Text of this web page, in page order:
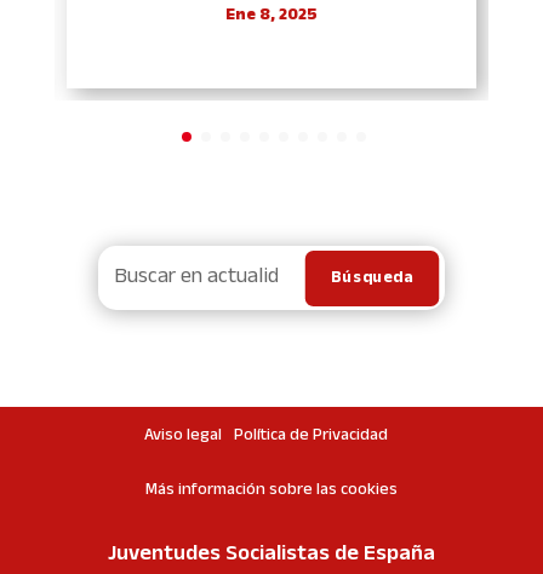
Ene 8, 2025
Aviso legal Política de Privacidad
Más información sobre las cookies
Juventudes Socialistas de España